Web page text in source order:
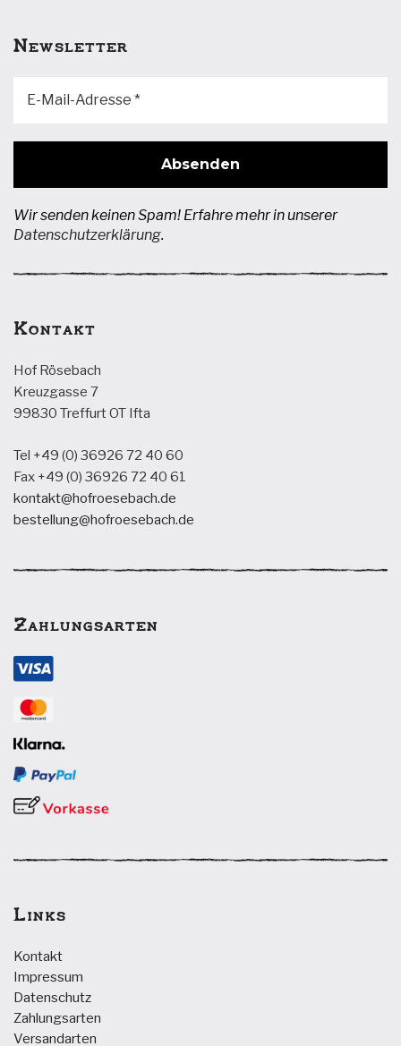
Newsletter
Wir senden keinen Spam! Erfahre mehr in unserer
Datenschutzerklärung.
Kontakt
Hof Rösebach
Kreuzgasse 7
99830 Treffurt OT Ifta
Tel +49 (0) 36926 72 40 60
Fax +49 (0) 36926 72 40 61
kontakt@hofroesebach.de
bestellung@hofroesebach.de
Zahlungsarten
Links
Kontakt
Impressum
Datenschutz
Zahlungsarten
Versandarten